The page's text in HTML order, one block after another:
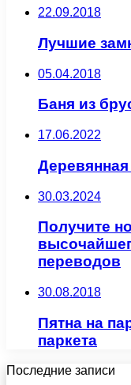
22.09.2018
Лучшие
05.04.2018
Баня из
17.06.2022
30.03.2024
Получите
переводов
30.08.2018
Пятна на
паркета
Последние записи